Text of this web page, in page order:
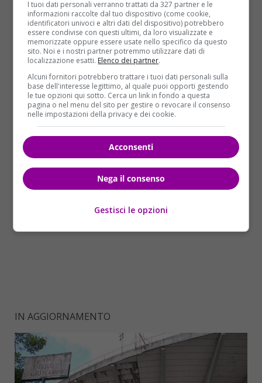
polizia e la polizia locale del nucleo assistenza
emarginati del II Gruppo. Sul posto sono in corso i
rilievi della polizia scientifica. Lo stadio, progettato da
Nervi, è da diversi anni in stato di abbandono ed è
spesso rifugio di senzatetto. Inoltre si sta
procedendo, come riportato daAdnkronos, a dei
controlli di alcuni senzatetto presenti nella zona.
Non si esclude quindi che anche la vittima possa
essere un clochard.
IN AGGIORNAMENTO
I tuoi dati personali verranno trattati da 327 partner e le
informazioni raccolte dal tuo dispositivo (come cookie,
identificatori univoci e altri dati del dispositivo) potrebbero
essere condivise con questi ultimi, da loro visualizzate e
memorizzate oppure essere usate nello specifico da questo
sito. Noi e i nostri partner potremmo utilizzare dati di
localizzazione esatti. Elenco dei partner.
Alcuni fornitori potrebbero trattare i tuoi dati personali sulla
base dell'interesse legittimo, al quale puoi opporti gestendo
le tue opzioni qui sotto. Cerca un link in fondo a questa
pagina o nel menu del sito per gestire o revocare il consenso
nelle impostazioni della privacy e dei cookie.
Acconsenti
Nega il consenso
Gestisci le opzioni